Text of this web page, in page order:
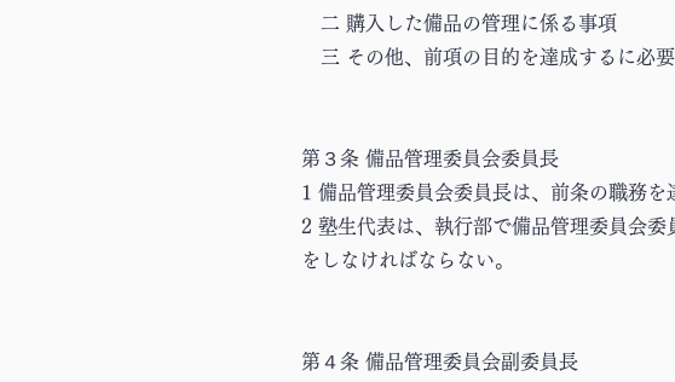
二 購入した備品の管理に係る事項
三 その他、前項の目的を達成するに必
第３条 備品管理委員会委員長
1 備品管理委員会委員長は、前条の職務を
2 塾生代表は、執行部で備品管理委員会
をしなければならない。
第４条 備品管理委員会副委員長